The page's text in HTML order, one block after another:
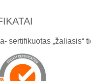
sertifikuotas „žaliasis“